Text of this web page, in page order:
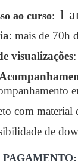
ao curso: 1
: mais de 70h
visualizações
com material
de
PAGAMENTO: